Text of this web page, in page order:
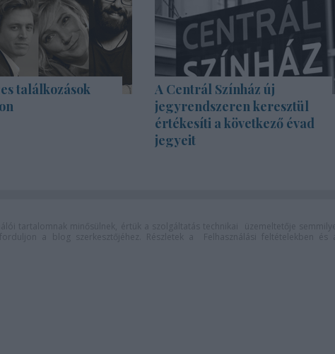
találkozások
A Centrál Színház új
jegyrendszeren keresztül
értékesíti a következő évad
jegyeit